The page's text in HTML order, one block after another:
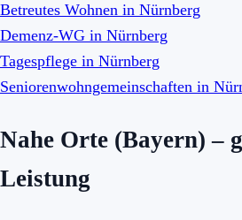
Betreutes Wohnen in Nürnberg
Demenz-WG in Nürnberg
Tagespflege in Nürnberg
Seniorenwohngemeinschaften in
Nahe Orte (Bayern) –
Leistung